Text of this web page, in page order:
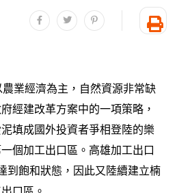
分享至facebook
分享至twitter分享至plurk
友
業經濟為主，自然資源非常缺
經建改革方案中的一項策略，
填成國外投資者爭相登陸的樂
個加工出口區。高雄加工出口
到飽和狀態，因此又陸續建立楠